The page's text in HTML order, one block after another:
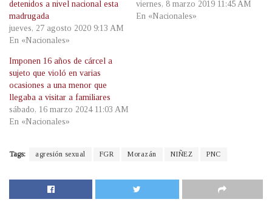
detenidos a nivel nacional esta
madrugada
jueves, 27 agosto 2020 9:13 AM
En «Nacionales»
viernes, 8 marzo 2019 11:45 AM
En «Nacionales»
Imponen 16 años de cárcel a
sujeto que violó en varias
ocasiones a una menor que
llegaba a visitar a familiares
sábado, 16 marzo 2024 11:03 AM
En «Nacionales»
Tags: agresión sexual FGR Morazán NIÑEZ PNC